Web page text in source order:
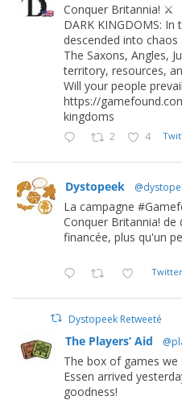
Conquer Britannia! ⚔️
DARK KINGDOMS:
descended into
The Saxons, Angles,
territory, resources,
Will your people
https://
kingdoms
2 4
Dystopeek
La campagne
Conquer Britannia!
financée, plus qu'un
Twitter
Dystopeek Retweeté
The Players’ Aid
The box of games we
Essen arrived
goodness!